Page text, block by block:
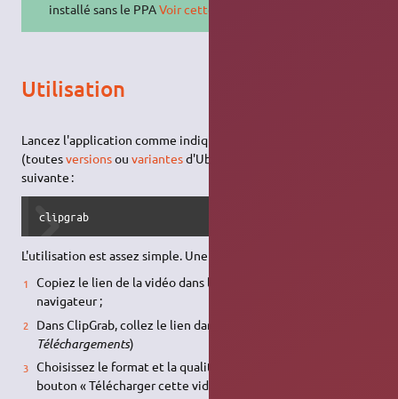
installé sans le PPAVoir cette page
Utilisation
Lancez l'application comme indiqué
(toutesversionsouvariantesd'Ubuntu) avec la
suivante :
clipgrab
L'utilisation est assez simple. Une fois lancé
Copiez le lien de la vidéo dans la barre d'adresse de votre
navigateur ;
Dans ClipGrab, collez le lien dans le champ de saisie (onglet
Téléchargements)
Choisissez le format et la qualité désirés, puis cliquez sur le
bouton « Télécharger cette vidéo! »